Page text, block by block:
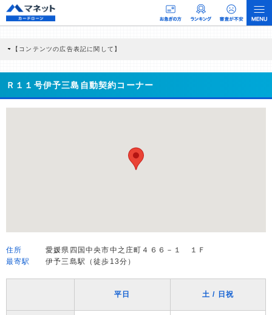
【コンテンツの広告表記に関して】
商品を根拠なくPRするものではなく、当編集部の調査／ユーザーへの口コミ収集な
どに基づき、公平性を担保した情報提供を行っています。
>提携企業一覧
Ｒ１１号伊予三島自動契約コーナー
住所
愛媛県四国中央市中之庄町４６６－１ １Ｆ
最寄駅
伊予三島駅（徒歩13分）
平日 土 / 日祝